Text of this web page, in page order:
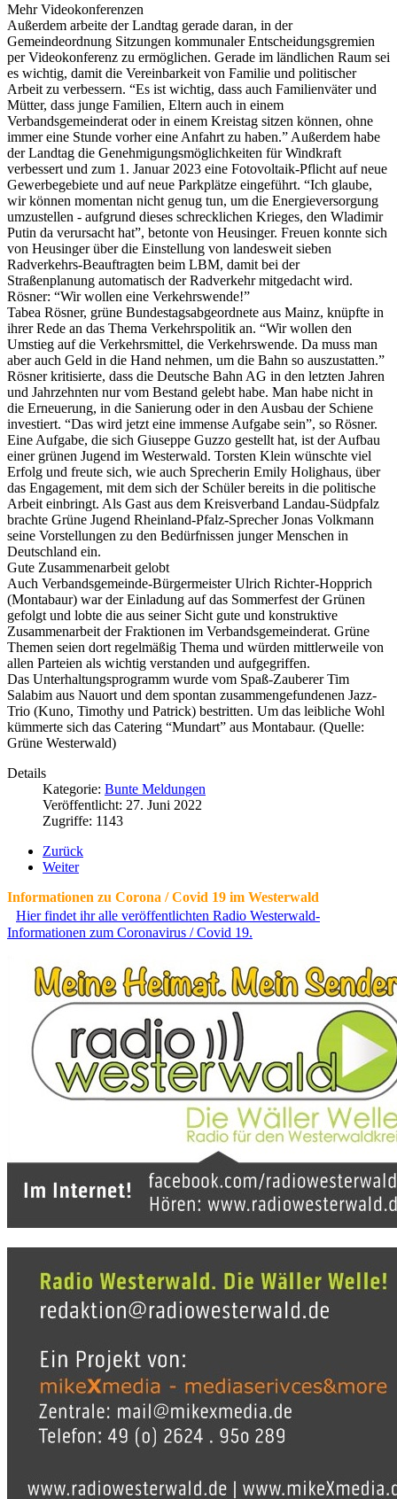
Mehr Videokonferenzen
Außerdem arbeite der Landtag gerade daran, in der
Gemeindeordnung Sitzungen kommunaler Entscheidungsgremien
per Videokonferenz zu ermöglichen. Gerade im ländlichen Raum sei
es wichtig, damit die Vereinbarkeit von Familie und politischer
Arbeit zu verbessern. “Es ist wichtig, dass auch Familienväter und
Mütter, dass junge Familien, Eltern auch in einem
Verbandsgemeinderat oder in einem Kreistag sitzen können, ohne
immer eine Stunde vorher eine Anfahrt zu haben.” Außerdem habe
der Landtag die Genehmigungsmöglichkeiten für Windkraft
verbessert und zum 1. Januar 2023 eine Fotovoltaik-Pflicht auf neue
Gewerbegebiete und auf neue Parkplätze eingeführt. “Ich glaube,
wir können momentan nicht genug tun, um die Energieversorgung
umzustellen - aufgrund dieses schrecklichen Krieges, den Wladimir
Putin da verursacht hat”, betonte von Heusinger. Freuen konnte sich
von Heusinger über die Einstellung von landesweit sieben
Radverkehrs-Beauftragten beim LBM, damit bei der
Straßenplanung automatisch der Radverkehr mitgedacht wird.
Rösner: “Wir wollen eine Verkehrswende!”
Tabea Rösner, grüne Bundestagsabgeordnete aus Mainz, knüpfte in
ihrer Rede an das Thema Verkehrspolitik an. “Wir wollen den
Umstieg auf die Verkehrsmittel, die Verkehrswende. Da muss man
aber auch Geld in die Hand nehmen, um die Bahn so auszustatten.”
Rösner kritisierte, dass die Deutsche Bahn AG in den letzten Jahren
und Jahrzehnten nur vom Bestand gelebt habe. Man habe nicht in
die Erneuerung, in die Sanierung oder in den Ausbau der Schiene
investiert. “Das wird jetzt eine immense Aufgabe sein”, so Rösner.
Eine Aufgabe, die sich Giuseppe Guzzo gestellt hat, ist der Aufbau
einer grünen Jugend im Westerwald. Torsten Klein wünschte viel
Erfolg und freute sich, wie auch Sprecherin Emily Holighaus, über
das Engagement, mit dem sich der Schüler bereits in die politische
Arbeit einbringt. Als Gast aus dem Kreisverband Landau-Südpfalz
brachte Grüne Jugend Rheinland-Pfalz-Sprecher Jonas Volkmann
seine Vorstellungen zu den Bedürfnissen junger Menschen in
Deutschland ein.
Gute Zusammenarbeit gelobt
Auch Verbandsgemeinde-Bürgermeister Ulrich Richter-Hopprich
(Montabaur) war der Einladung auf das Sommerfest der Grünen
gefolgt und lobte die aus seiner Sicht gute und konstruktive
Zusammenarbeit der Fraktionen im Verbandsgemeinderat. Grüne
Themen seien dort regelmäßig Thema und würden mittlerweile von
allen Parteien als wichtig verstanden und aufgegriffen.
Das Unterhaltungsprogramm wurde vom Spaß-Zauberer Tim
Salabim aus Nauort und dem spontan zusammengefundenen Jazz-
Trio (Kuno, Timothy und Patrick) bestritten. Um das leibliche Wohl
kümmerte sich das Catering “Mundart” aus Montabaur. (Quelle:
Grüne Westerwald)
Details
Kategorie: Bunte Meldungen
Veröffentlicht: 27. Juni 2022
Zugriffe: 1143
Zurück
Weiter
Informationen zu Corona / Covid 19 im Westerwald
Hier findet ihr alle veröffentlichten Radio Westerwald-
Informationen zum Coronavirus / Covid 19.